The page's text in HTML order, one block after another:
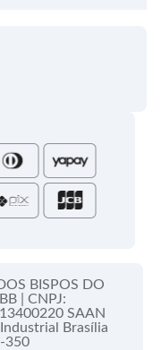
BISPOS DO
| CNPJ:
SAAN
Brasília
350